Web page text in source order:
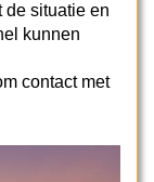
de situatie en
kunnen
contact met